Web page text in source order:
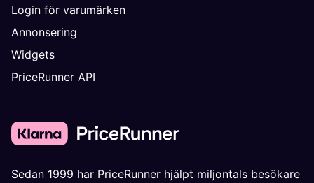
Login för varumärken
Annonsering
Widgets
PriceRunner API
Sedan 1999 har PriceRunner hjälpt miljontals besökare